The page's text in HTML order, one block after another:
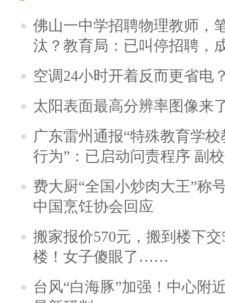
佛山一中学招聘物理教师，
汰？教育局：已叫停招聘，
空调24小时开着反而更省电
太阳表面最高分辨率图像来
广东雷州通报“特殊教育学
行为”：已启动问责程序 副
费大厨“全国小炒肉大王”称
中国烹饪协会回应
搬家报价570元，搬到楼下
楼！女子傻眼了……
台风“白海豚”加强！中心附